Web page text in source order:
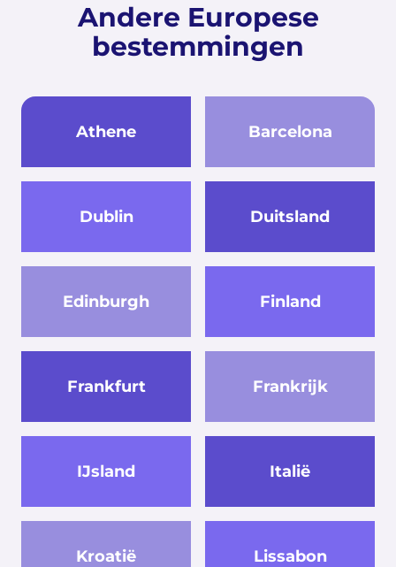
Andere Europese
bestemmingen
Athene Barcelona
Dublin Duitsland
Edinburgh Finland
Frankfurt Frankrijk
IJsland Italië
Kroatië Lissabon